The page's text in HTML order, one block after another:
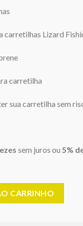
carretilhas Lizard
carretilha
sua carretilha sem
sem juros ou 5%
CARRINHO